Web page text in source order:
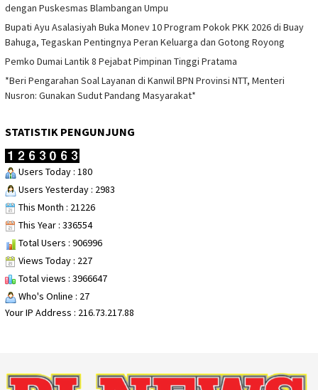
dengan Puskesmas Blambangan Umpu
Bupati Ayu Asalasiyah Buka Monev 10 Program Pokok PKK 2026 di Buay
Bahuga, Tegaskan Pentingnya Peran Keluarga dan Gotong Royong
Pemko Dumai Lantik 8 Pejabat Pimpinan Tinggi Pratama
*Beri Pengarahan Soal Layanan di Kanwil BPN Provinsi NTT, Menteri
Nusron: Gunakan Sudut Pandang Masyarakat*
STATISTIK PENGUNJUNG
Users Today : 180
Users Yesterday : 2983
This Month : 21226
This Year : 336554
Total Users : 906996
Views Today : 227
Total views : 3966647
Who's Online : 27
Your IP Address : 216.73.217.88